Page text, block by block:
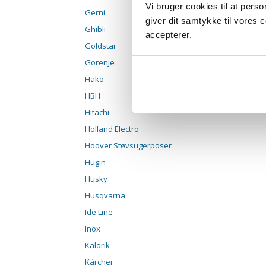
Vi bruger cookies til at
giver dit samtykke til vores
accepterer.
Gerni
Ghibli
Goldstar
Gorenje
Hako
HBH
Hitachi
Holland Electro
Hoover Støvsugerposer
Hugin
Husky
Husqvarna
Ide Line
Inox
Kalorik
Kärcher